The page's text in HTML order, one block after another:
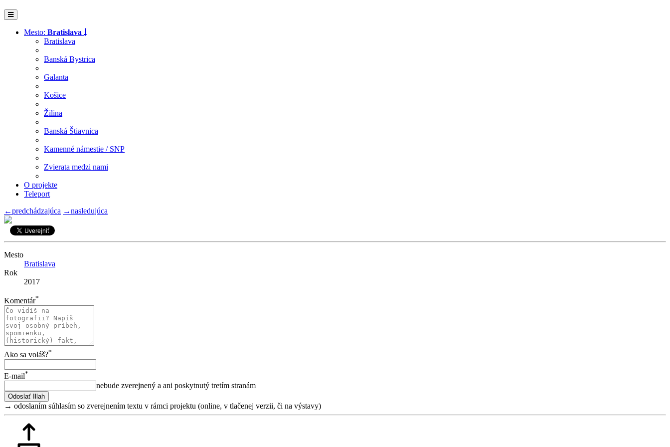
Mesto: Bratislava
Bratislava
Banská Bystrica
Galanta
Košice
Žilina
Banská Štiavnica
Kamenné námestie / SNP
Zvierata medzi nami
O projekte
Teleport
←predchádzajúca →nasledujúca
Mesto
Bratislava
Rok
2017
Komentár*
Ako sa voláš?*
E-mail*
nebude zverejnený a ani poskytnutý tretím stranám
→ odoslaním súhlasím so zverejnením textu v rámci projektu (online, v tlačenej verzii, či na výstavy)